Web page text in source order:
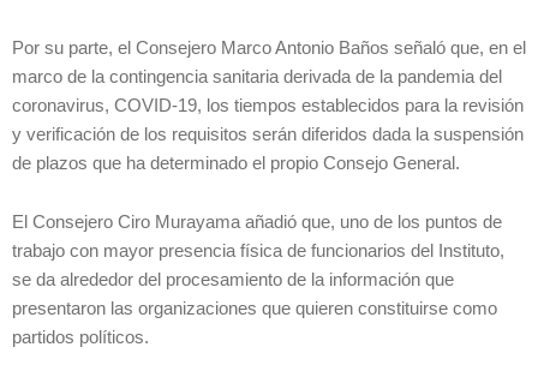
Por su parte, el Consejero Marco Antonio Baños señaló que, en el
marco de la contingencia sanitaria derivada de la pandemia del
coronavirus, COVID-19, los tiempos establecidos para la revisión
y verificación de los requisitos serán diferidos dada la suspensión
de plazos que ha determinado el propio Consejo General.
El Consejero Ciro Murayama añadió que, uno de los puntos de
trabajo con mayor presencia física de funcionarios del Instituto,
se da alrededor del procesamiento de la información que
presentaron las organizaciones que quieren constituirse como
partidos políticos.